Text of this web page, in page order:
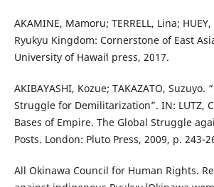
AKAMINE, Mamoru; TERRELL, Lina;
Ryukyu Kingdom: Cornerstone of East
University of Hawaiʻi press, 2017.
AKIBAYASHI, Kozue; TAKAZATO, Suzuyo.
Struggle for Demilitarization”. IN: LUTZ,
Bases of Empire. The Global Struggle
Posts. London: Pluto Press, 2009, p. 243-
All Okinawa Council for Human Rights.